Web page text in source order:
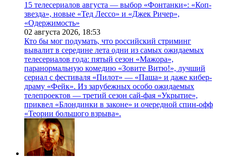
15 телесериалов августа — выбор «Фонтанки»: «Коп-
звезда», новые «Тед Лессо» и «Джек Ричер»,
«Одержимость»
02 августа 2026, 18:53
Кто бы мог подумать, что российский стриминг
вывалит в середине лета одни из самых ожидаемых
телесериалов года: пятый сезон «Мажора»,
паранормальную комедию «Зовите Витю!», лучший
сериал с фестиваля «Пилот» — «Паша» и даже кибер-
драму «Фейк». Из зарубежных особо ожидаемых
телепроектов — третий сезон сай-фая «Укрытие»,
приквел «Блондинки в законе» и очередной спин-офф
«Теории большого взрыва».